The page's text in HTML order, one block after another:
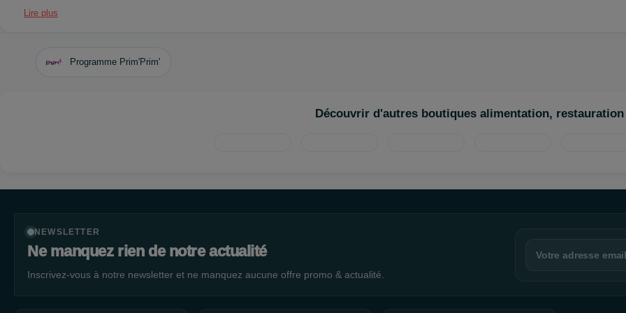
Lire plus
Programme Prim'Prim'
Découvrir d'autres boutiques alimentation, restauration
NEWSLETTER
Ne manquez rien de notre actualité
Inscrivez-vous à notre newsletter et ne manquez aucune offre promo & actualité.